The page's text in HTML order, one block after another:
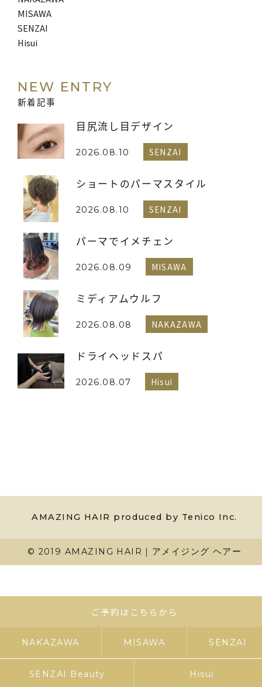
MISAWA
SENZAI
Hisui
NEW ENTRY
新着記事
目尻流し目デザイン
2026.08.10 SENZAI
ショートのパーマスタイル
2026.08.10 SENZAI
パーマでイメチェン
2026.08.09 MISAWA
ミディアムウルフ
2026.08.08 NAKAZAWA
ドライヘッドスパ
2026.08.07 Hisui
AMAZING HAIR produced by Tenico Inc.
© 2019 AMAZING HAIR｜アメイジング ヘアー
ご予約はこちらから
NAKAZAWA MISAWA SENZAI
SENZAI Beauty Hisui